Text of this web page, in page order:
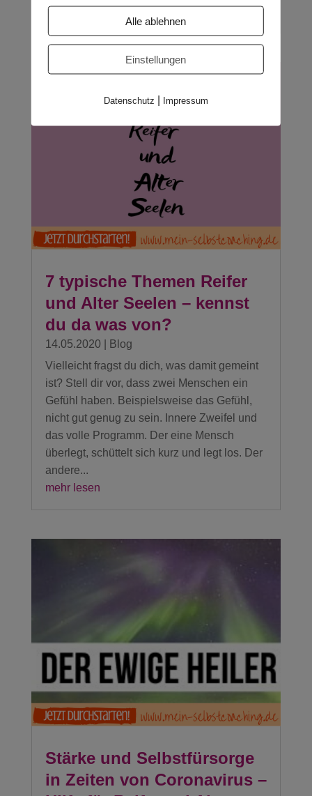
mehr lesen
7 typische Themen Reifer
und Alter Seelen – kennst
du da was von?
14.05.2020
Blog
Vielleicht fragst du dich, was damit gemeint
ist? Stell dir vor, dass zwei Menschen ein
Gefühl haben. Beispielsweise das Gefühl,
nicht gut genug zu sein. Innere Zweifel und
das volle Programm. Der eine Mensch
überlegt, schüttelt sich kurz und legt los. Der
andere...
mehr lesen
Stärke und Selbstfürsorge
in Zeiten von Coronavirus –
Alle ablehnen
Einstellungen
Datenschutz | Impressum